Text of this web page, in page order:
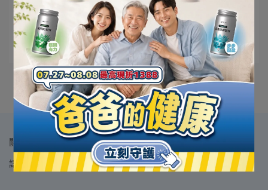
DHA是什麼意思？DHA的功效有哪些，你可知道？
Omega3的關鍵成⋯
閱讀更多 ->
關於我們 / About us
認識品牌 訂單查詢 退換貨須知 隱私權政策